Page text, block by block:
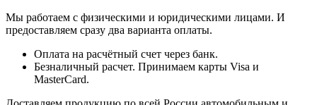
Мы работаем с физическими и юридическими лицами. И
предоставляем сразу два варианта оплаты.
Оплата на расчётный счет через банк.
Безналичный расчет. Принимаем карты Visa и
MasterCard.